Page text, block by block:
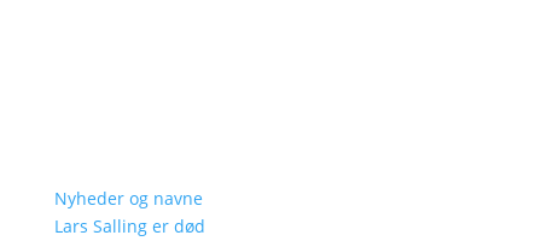
Nyheder og navne
Lars Salling er død